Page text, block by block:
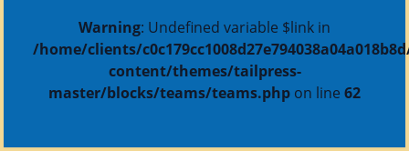
Warning: Undefined variable $link in
/home/clients/
content/themes/tailpress-
master/blocks/teams/teams.php on line 62